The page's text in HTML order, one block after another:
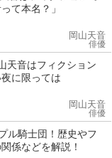
て本名？」
岡山天音
俳優
天音はフィクション
に限っては
岡山天音
俳優
ル騎士団！歴史やフ
係などを解説！